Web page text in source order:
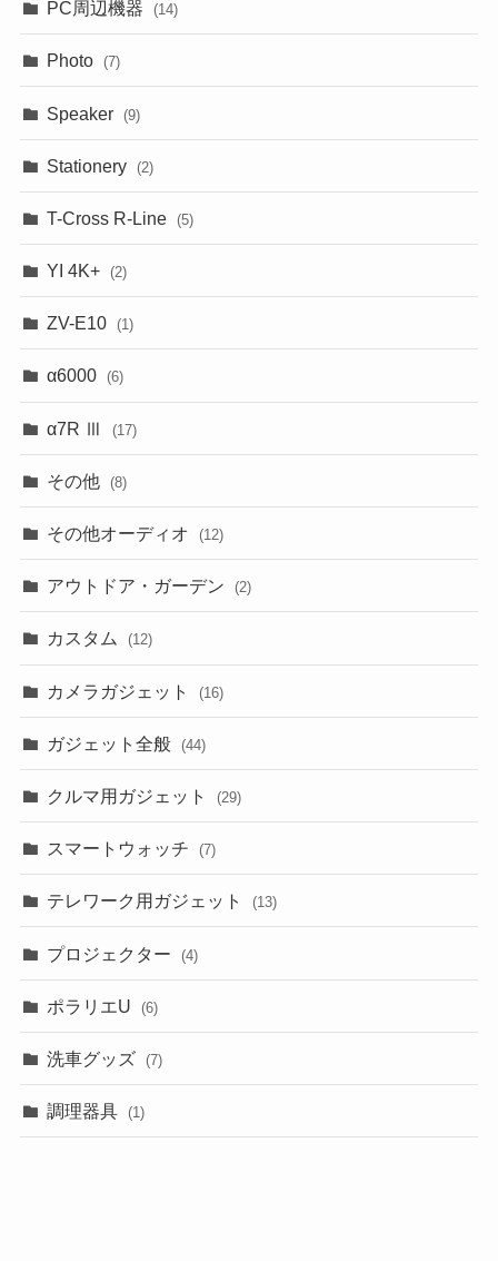
PC周辺機器 (14)
Photo (7)
Speaker (9)
Stationery (2)
T-Cross R-Line (5)
YI 4K+ (2)
ZV-E10 (1)
α6000 (6)
α7R Ⅲ (17)
その他 (8)
その他オーディオ (12)
アウトドア・ガーデン (2)
カスタム (12)
カメラガジェット (16)
ガジェット全般 (44)
クルマ用ガジェット (29)
スマートウォッチ (7)
テレワーク用ガジェット (13)
プロジェクター (4)
ポラリエU (6)
洗車グッズ (7)
調理器具 (1)